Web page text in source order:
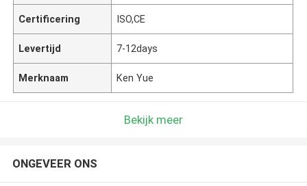
Certificering ISO,CE
Levertijd 7-12days
Merknaam Ken Yue
Bekijk meer
ONGEVEER ONS